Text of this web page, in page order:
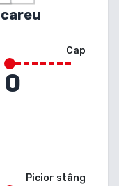
Cap
0
Picior stâng